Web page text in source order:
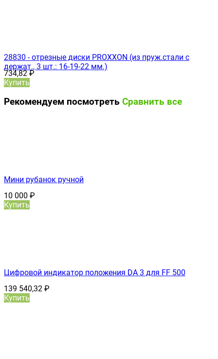
28830 - отрезные диски PROXXON (из пруж.стали с
держат., 3 шт.: 16-19-22 мм.)
734,82₽
Купить
Рекомендуем посмотреть Сравнить все
Мини рубанок ручной
10 000 ₽
Купить
Цифровой индикатор положения DA 3 для FF 500
139 540,32 ₽
Купить